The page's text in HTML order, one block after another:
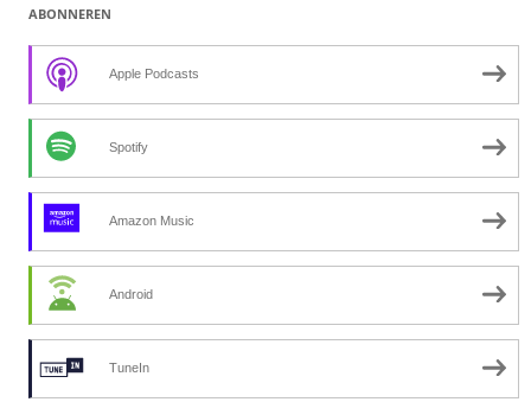
ABONNEREN
Apple Podcasts
Spotify
Amazon Music
Android
TuneIn